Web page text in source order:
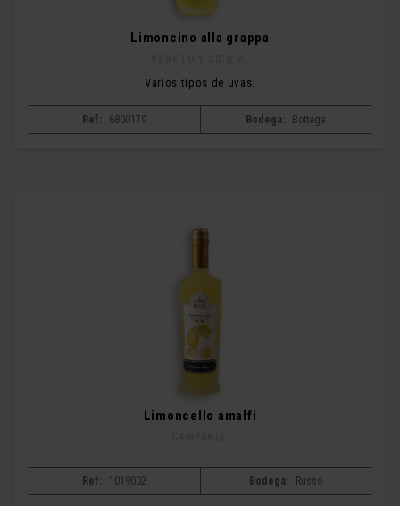
Limoncino alla grappa
Varios tipos de uvas.
Ref: 6800179 Bodega: Bottega
Limoncello amalfi
Ref: 1019002 Bodega: Russo